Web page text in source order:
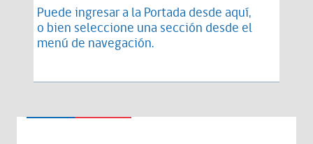
Puede ingresar a la Portada desde aquí,
o bien seleccione una sección desde el
menú de navegación.